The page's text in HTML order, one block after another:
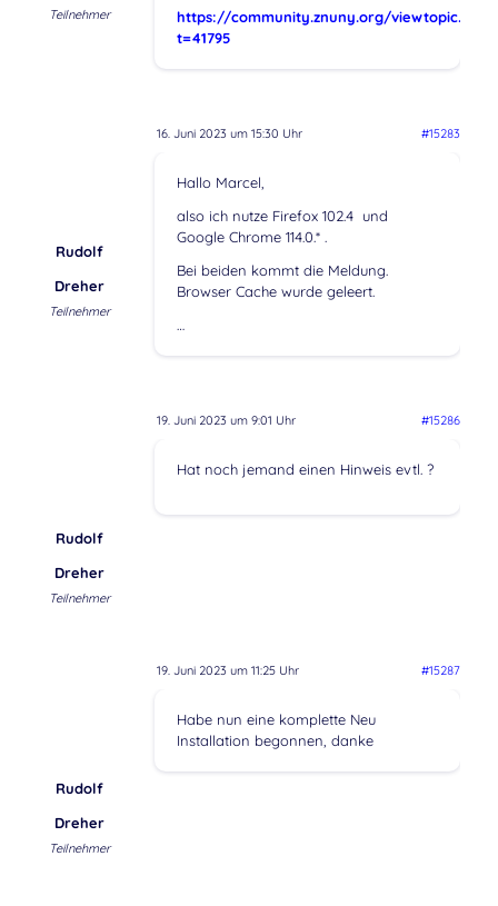
Teilnehmer
https://community.znuny.org/viewtopic.php?
t=41795
16. Juni 2023 um 15:30 Uhr #15283
Rudolf
Dreher
Teilnehmer
Hallo Marcel,
also ich nutze Firefox 102.4 und
Google Chrome 114.0.* .
Bei beiden kommt die Meldung.
Browser Cache wurde geleert.
…
19. Juni 2023 um 9:01 Uhr #15286
Rudolf
Dreher
Teilnehmer
Hat noch jemand einen Hinweis evtl. ?
19. Juni 2023 um 11:25 Uhr #15287
Rudolf
Dreher
Teilnehmer
Habe nun eine komplette Neu
Installation begonnen, danke